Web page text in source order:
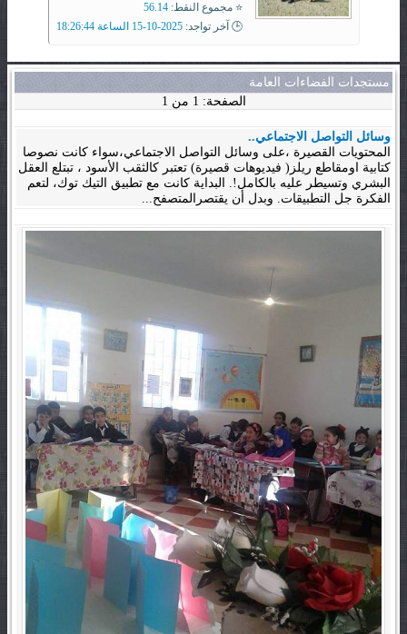
⭐ مجموع النقط: 56.14
🕒 آخر تواجد: 2025-10-15 الساعة 18:26:44
مستجدات الفضاءات العامة
الصفحة: 1 من 1
وسائل التواصل الاجتماعي..
المحتويات القصيرة ،على وسائل التواصل الاجتماعي،سواء كانت نصوصا
كتابية اومقاطع ريلز( فيديوهات قصيرة) تعتبر كالثقب الأسود ، تبتلع العقل
البشري وتسيطر عليه بالكامل!. البداية كانت مع تطبيق التيك توك، لتعم
الفكرة جل التطبيقات. وبدل أن يقتصرالمتصفح...